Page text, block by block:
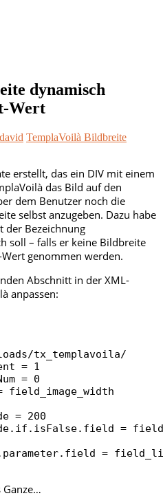
dynamisch
Wert
david TemplaVoilà Bildbreite
erstellt, das ein DIV mit einem
das Bild auf den
dem Benutzer noch die
selbst anzugeben. Dazu habe
der Bezeichnung
soll – falls er keine Bildbreite
genommen werden.
Abschnitt in der XML-
anpassen:
tx_templavoila/
= 1
= 0
field_image_width
= 200
=
=
Ganze…